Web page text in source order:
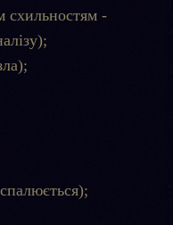
схильностям -